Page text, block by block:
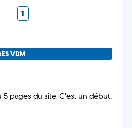
1
VDM
5 pages du site. C'est un début.